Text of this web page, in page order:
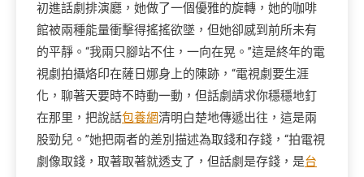
初進話劇排演廳，她做了一個優雅的旋轉，她的咖啡
館被兩種能量衝擊得搖搖欲墜，但她卻感到前所未有
的平靜。“我兩只腳站不住，一向在晃。”這是終年的電
視劇拍攝烙印在薩日娜身上的陳跡，“電視劇要生涯
化，聊著天要時不時動一動，但話劇請求你穩穩地釘
在那里，把說話包養網清明白楚地傳遞出往，這是兩
股勁兒。”她把兩者的差別描述為取錢和存錢，“拍電視
劇像取錢，取著取著就透支了，但話劇是存錢，是台